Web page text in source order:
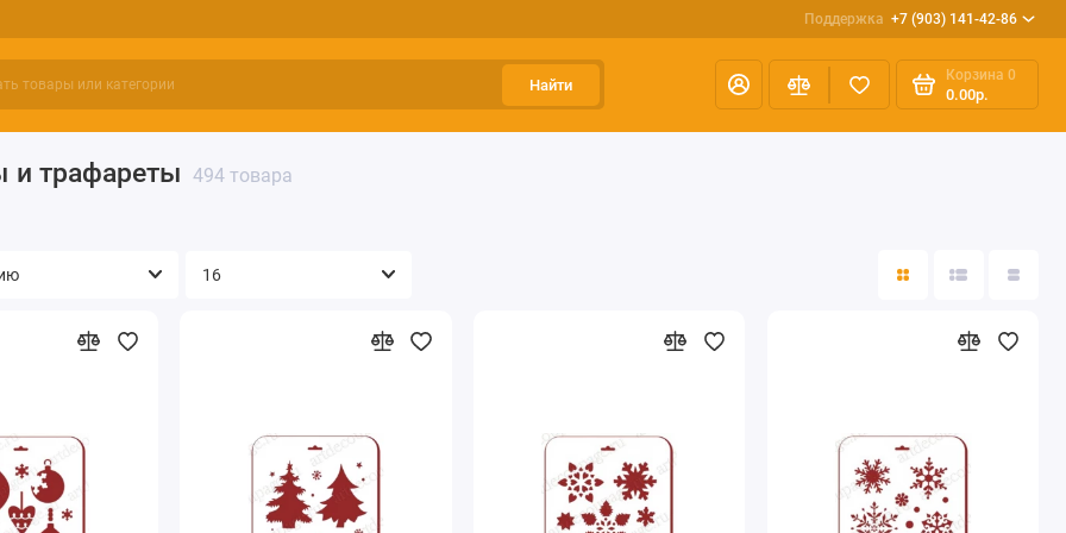
Поддержка +7 (903) 141-42-86
Найти
Корзина 0
0.00р.
и трафареты 494 товара